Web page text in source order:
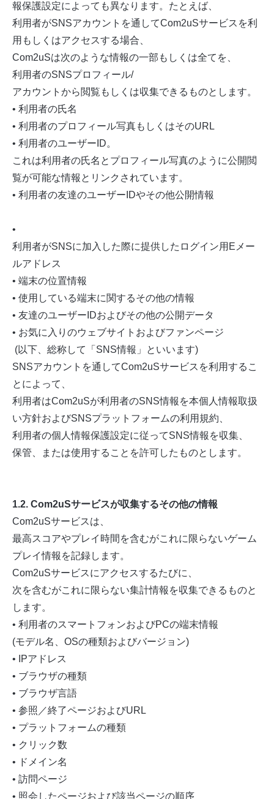
報保護設定によっても異なります。たとえば、
利用者がSNSアカウントを通してCom2uSサービスを利
用もしくはアクセスする場合、
Com2uSは次のような情報の一部もしくは全てを、
利用者のSNSプロフィール/
アカウントから閲覧もしくは収集できるものとします。
• 利用者の氏名
• 利用者のプロフィール写真もしくはそのURL
• 利用者のユーザーID。
これは利用者の氏名とプロフィール写真のように公開閲
覧が可能な情報とリンクされています。
• 利用者の友達のユーザーIDやその他公開情報
•
利用者がSNSに加入した際に提供したログイン用Eメー
ルアドレス
• 端末の位置情報
• 使用している端末に関するその他の情報
• 友達のユーザーIDおよびその他の公開データ
• お気に入りのウェブサイトおよびファンページ
(以下、総称して「SNS情報」といいます)
SNSアカウントを通してCom2uSサービスを利用するこ
とによって、
利用者はCom2uSが利用者のSNS情報を本個人情報取扱
い方針およびSNSプラットフォームの利用規約、
利用者の個人情報保護設定に従ってSNS情報を収集、
保管、または使用することを許可したものとします。
1.2. Com2uSサービスが収集するその他の情報
Com2uSサービスは、
最高スコアやプレイ時間を含むがこれに限らないゲーム
プレイ情報を記録します。
Com2uSサービスにアクセスするたびに、
次を含むがこれに限らない集計情報を収集できるものと
します。
• 利用者のスマートフォンおよびPCの端末情報
(モデル名、OSの種類およびバージョン)
• IPアドレス
• ブラウザの種類
• ブラウザ言語
• 参照／終了ページおよびURL
• プラットフォームの種類
• クリック数
• ドメイン名
• 訪問ページ
• 照会したページおよび該当ページの順序